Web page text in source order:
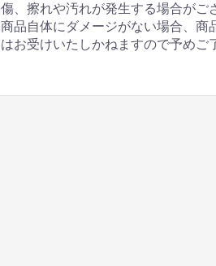
傷、擦れや汚れが発生する場合がご
商品自体にダメージがない場合、商
はお受けいたしかねますので予めご